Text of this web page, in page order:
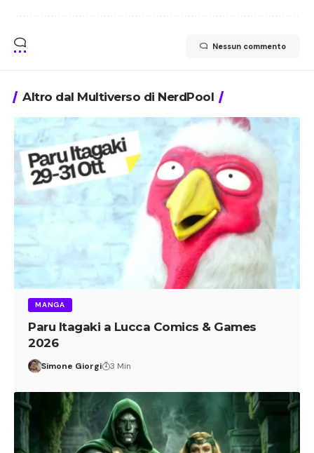
Nessun commento
Altro dal Multiverso di NerdPool
MANGA
Paru Itagaki a Lucca Comics & Games
2026
Simone Giorgi 3 Min